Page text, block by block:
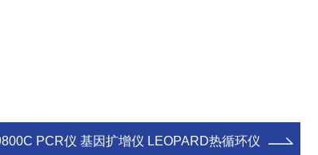
PCR仪 基因扩增仪 LEOPARD热循环仪